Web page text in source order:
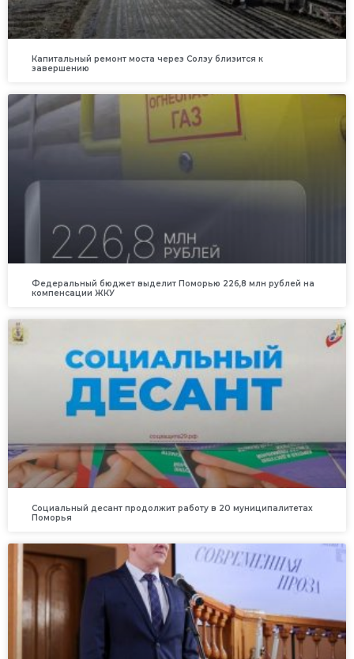
Капитальный ремонт моста через Солзу близится к
завершению
Федеральный бюджет выделит Поморью 226,8 млн рублей на
компенсации ЖКУ
Социальный десант продолжит работу в 20 муниципалитетах
Поморья